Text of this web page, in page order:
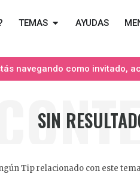
TEMAS AYUDAS
navegando como invitado,
SIN
Tip relacionado con este